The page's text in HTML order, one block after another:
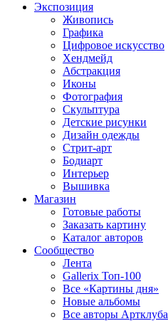
Экспозиция
Живопись
Графика
Цифровое искусство
Хендмейд
Абстракция
Иконы
Фотография
Скульптура
Детские рисунки
Дизайн одежды
Стрит-арт
Бодиарт
Интерьер
Вышивка
Магазин
Готовые работы
Заказать картину
Каталог авторов
Сообщество
Лента
Gallerix Топ-100
Все «Картины дня»
Новые альбомы
Все авторы Артклуба